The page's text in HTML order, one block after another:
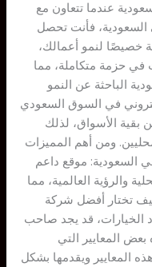
عندما تتعاون مع
فأنت تحصل
خصيصًا لنمو أعمالك،
في حزمة متكاملة، مما
الباحثة عن النمو
في السوق السعودي
الأسواق، لذلك
ومن أهم المميزات
السعودية: موقع داعم
والرؤية العالمية، مما
تختار أفضل شركة
الخيارات، قد يجد صاحب
المعايير التي
المعايير ويقدمها بشكل